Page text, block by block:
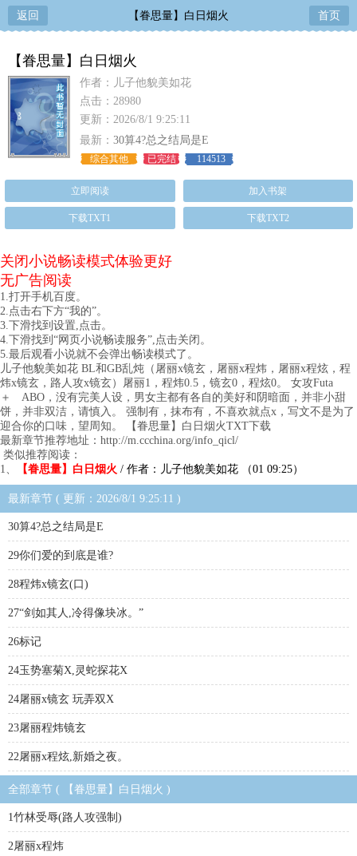
返回 【眷思量】白日烟火 首页
【眷思量】白日烟火
作者：儿子他貌美如花
点击：28980
更新：2026/8/1 9:25:11
最新： 30算4?总之结局是E
综合其他 已完结 114513
立即阅读 加入书架
下载TXT1 下载TXT2
关闭小说畅读模式体验更好
无广告阅读
1.打开手机百度。
2.点击右下方“我的”。
3.下滑找到设置,点击。
4.下滑找到“网页小说畅读服务”,点击关闭。
5.最后观看小说就不会弹出畅读模式了。
儿子他貌美如花 BL和GB乱炖（屠丽x镜玄，屠丽x程炜，屠丽x程炫，程
炜x镜玄，路人攻x镜玄）屠丽1，程炜0.5，镜玄0，程炫0。 女攻Futa
＋ ABO，没有完美人设，男女主都有各自的美好和阴暗面，并非小甜
饼，并非双洁，请慎入。 强制有，抹布有，不喜欢就点x，写文不是为了
迎合你的口味，望周知。 【眷思量】白日烟火TXT下载
最新章节推荐地址：http://m.ccchina.org/info_qicl/
类似推荐阅读：
1、
【眷思量】白日烟火 / 作者：儿子他貌美如花 （01 09:25）
最新章节 ( 更新：2026/8/1 9:25:11 )
30算4?总之结局是E
29你们爱的到底是谁?
28程炜x镜玄(口)
27“剑如其人,冷得像块冰。”
26标记
24玉势塞菊X,灵蛇探花X
24屠丽x镜玄 玩弄双X
23屠丽程炜镜玄
22屠丽x程炫,新婚之夜。
全部章节 ( 【眷思量】白日烟火 )
1竹林受辱(路人攻强制)
2屠丽x程炜